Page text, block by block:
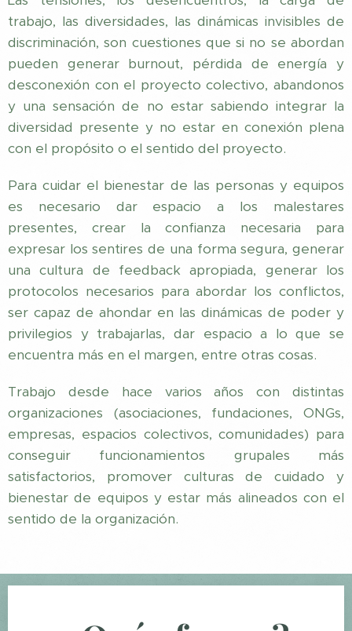
trabajo, las diversidades, las dinámicas invisibles de
discriminación, son cuestiones que si no se abordan
pueden generar burnout, pérdida de energía y
desconexión con el proyecto colectivo, abandonos
y una sensación de no estar sabiendo integrar la
diversidad presente y no estar en conexión plena
con el propósito o el sentido del proyecto.
Para cuidar el bienestar de las personas y equipos
es necesario dar espacio a los malestares
presentes, crear la confianza necesaria para
expresar los sentires de una forma segura, generar
una cultura de feedback apropiada, generar los
protocolos necesarios para abordar los conflictos,
ser capaz de ahondar en las dinámicas de poder y
privilegios y trabajarlas, dar espacio a lo que se
encuentra más en el margen, entre otras cosas.
Trabajo desde hace varios años con distintas
organizaciones (asociaciones, fundaciones, ONGs,
empresas, espacios colectivos, comunidades) para
conseguir funcionamientos grupales más
satisfactorios, promover culturas de cuidado y
bienestar de equipos y estar más alineados con el
sentido de la organización.